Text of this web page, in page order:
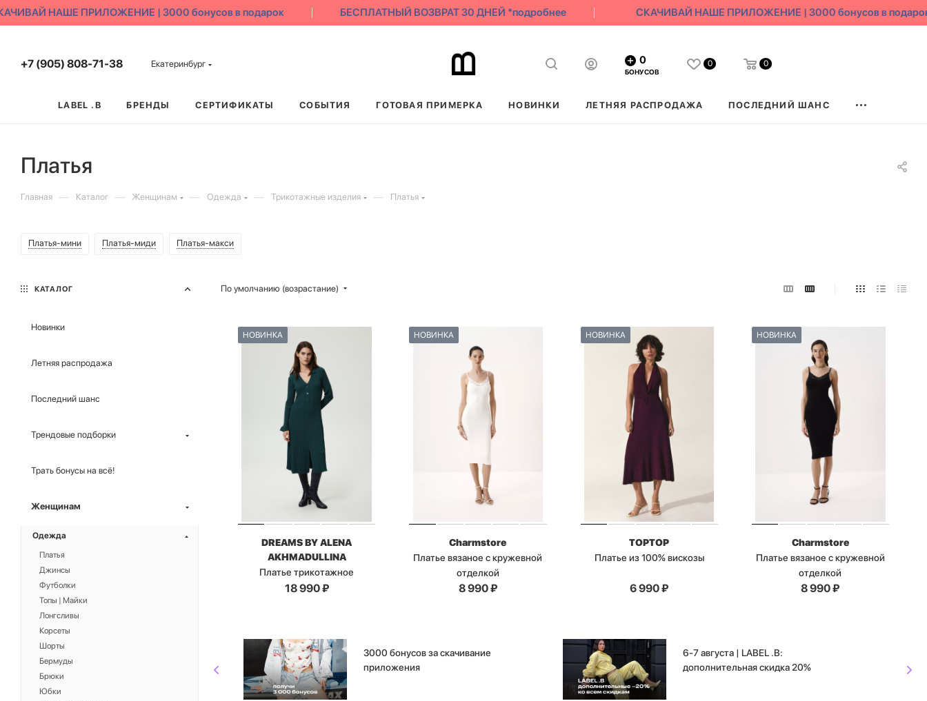
НАШЕ ПРИЛОЖЕНИЕ | 3000 бонусов в подарок БЕСПЛАТНЫЙ ВОЗВРАТ 30 ДНЕЙ *подробнее СКАЧИВАЙ НАШЕ ПРИЛОЖЕНИЕ | 3000 бонусов в подарок
+7 (905) 808-71-38 Екатеринбург 0
БОНУСОВ
0 0
LABEL .B БРЕНДЫ СЕРТИФИКАТЫ СОБЫТИЯ ГОТОВАЯ ПРИМЕРКА НОВИНКИ ЛЕТНЯЯ РАСПРОДАЖА ПОСЛЕДНИЙ ШАНС
Платья
Главная — Каталог — Женщинам — Одежда — Трикотажные изделия — Платья
Платья-мини Платья-миди Платья-макси
По умолчанию (возрастание)
НОВИНКА
DREAMS BY ALENA
AKHMADULLINA
Платье трикотажное
18 990₽
НОВИНКА
Charmstore
Платье вязаное с кружевной
отделкой
8 990₽
НОВИНКА
TOPTOP
Платье из 100% вискозы
6 990₽
НОВИНКА
Charmstore
Платье вязаное с кружевной
отделкой
8 990₽
3000 бонусов за скачивание
приложения
6-7 августа | LABEL .B:
дополнительная скидка 20%
КАТАЛОГ
Новинки
Летняя распродажа
Последний шанс
Трендовые подборки
Трать бонусы на всё!
Женщинам
Одежда
Платья
Джинсы
Футболки
Топы | Майки
Лонгсливы
Корсеты
Шорты
Бермуды
Брюки
Юбки